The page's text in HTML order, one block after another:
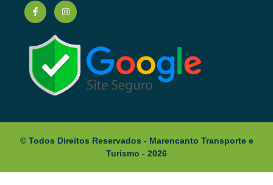
© Todos Direitos Reservados - Marencanto Transporte e
Turismo - 2026